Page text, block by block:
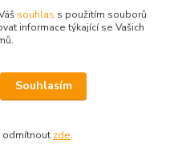
souhlas s použitím souborů
informace týkající se Vašich
Souhlasím
odmítnout zde.